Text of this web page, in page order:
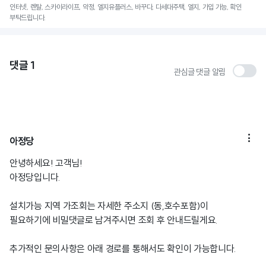
인터넷, 렌탈, 스카이라이프, 약정, 엘지유플러스, 바꾸다, 다세대주택, 엘지, 가입 가능, 확인
부탁드립니다.
댓글 1 관심글 댓글 알림
아정당 
안녕하세요! 고객님!
아정당입니다.
설치가능 지역 가조회는 자세한 주소지 (동,호수포함)이
필요하기에 비밀댓글로 남겨주시면 조회 후 안내드릴게요.
추가적인 문의사항은 아래 경로를 통해서도 확인이 가능합니다.